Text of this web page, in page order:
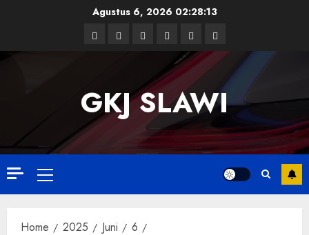
Agustus 6, 2026 02:28:14
Facebook
TwitterLinkedin
VK YoutubeInstagram
GKJ SLAWI
Primary
Menu
Home 2025 Juni
6